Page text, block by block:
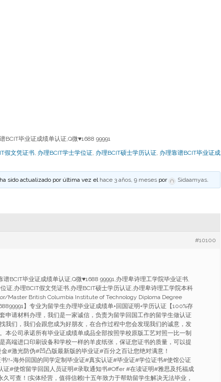
BCIT毕业证成绩单认证,Q微♥1688 99991
假文凭证书, 办理BCIT学士学位证, 办理BCIT硕士学历认证, 办理靠谱BCIT毕业证成
sido actualizado por última vez el hace 3 años, 9 meses por Sidaamyas.
#10100
谱BCIT毕业证成绩单认证,Q微♥1688 99991,办理卑诗理工学院毕业证书,
证,办理BCIT假文凭证书,办理BCIT硕士学历认证,办理卑诗理工学院本科
Master British Columbia Institute of Technology Diploma Degree
】专业为留学生办理毕业证成绩单+回国证明+学历认证【100%存
申请材料办理，我们是一家诚信，负责为留学回国工作的留学生做认证
我们，我们会跟您成为好朋友，在合作过程中您会发现我们的诚意，发
本公司承诺所有毕业证成绩单成品全部按照学校原版工艺对照一比一制
高端进口印刷设备和学校一样的羊皮纸张，保证您证书的质量，可以提
#激光防伪#凹凸版最新版的毕业证#百分之百让您绝对满意！
!!~海外回国的同学定制毕业证#真实认证#毕业证#学位证书#使馆公证
证#使馆留学回国人员证明#录取通知书#Offer #在读证明#雅思及托福成
久可查！[实体经营，值得信赖]十五年致力于帮助留学生解决无法毕业，